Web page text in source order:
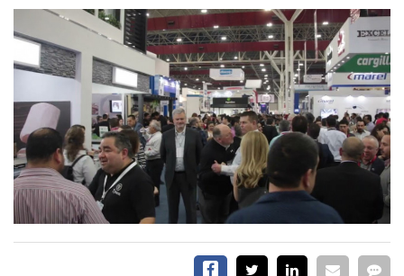
REVISTAS
CATÁLOGO DE CORTES
DE CARNE VACUNA
EVENTOS Y
CAPACITACIONES
DIRECTORIO
CALENDARIO
MEDIA KIT
TEMAS DESTACADOS